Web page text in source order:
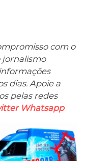
com o
jornalismo
dias. Apoie a
pelas redes
Whatsapp